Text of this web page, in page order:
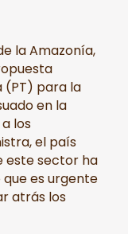
la Amazonía,
(PT) para la
en la
los
el país
este sector ha
que es urgente
atrás los